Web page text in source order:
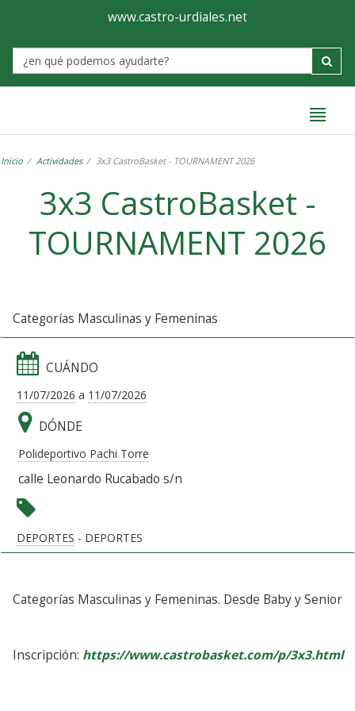
Ayuntamiento
de
Castro-
www.castro-urdiales.net
Label
Inicio Actividades 3x3 CastroBasket - TOURNAMENT 2026
3x3 CastroBasket -
TOURNAMENT 2026
Categorías Masculinas y Femeninas
CUÁNDO
11/07/2026 a 11/07/2026
DÓNDE
Polideportivo Pachi Torre
calle Leonardo Rucabado s/n
DEPORTES - DEPORTES
Categorías Masculinas y Femeninas. Desde Baby y Senior
Inscripción: https://www.castrobasket.com/p/3x3.html